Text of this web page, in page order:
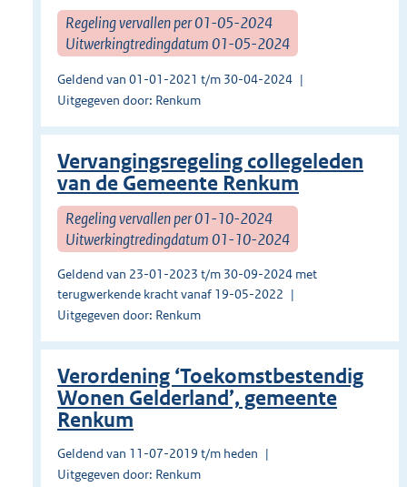
Regeling vervallen per 01-05-2024
Uitwerkingtredingdatum 01-05-2024
Geldend van 01-01-2021 t/m 30-04-2024
Uitgegeven door: Renkum
Vervangingsregeling collegeleden
van de Gemeente Renkum
Regeling vervallen per 01-10-2024
Uitwerkingtredingdatum 01-10-2024
Geldend van 23-01-2023 t/m 30-09-2024 met
terugwerkende kracht vanaf 19-05-2022
Uitgegeven door: Renkum
Verordening ‘Toekomstbestendig
Wonen Gelderland’, gemeente
Renkum
Geldend van 11-07-2019 t/m heden
Uitgegeven door: Renkum